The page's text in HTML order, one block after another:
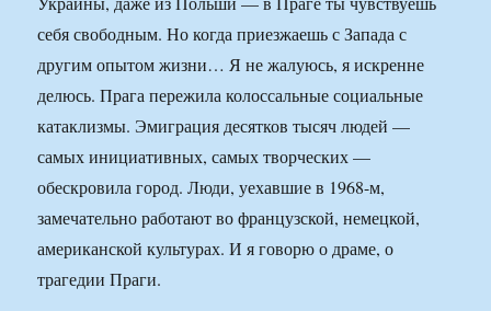
себя свободным. Но когда приезжаешь с Запада с
другим опытом жизни… Я не жалуюсь, я искренне
делюсь. Прага пережила колоссальные социальные
катаклизмы. Эмиграция десятков тысяч людей —
самых инициативных, самых творческих —
обескровила город. Люди, уехавшие в 1968-м,
замечательно работают во французской, немецкой,
американской культурах. И я говорю о драме, о
трагедии Праги.